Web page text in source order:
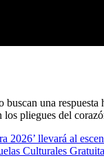
buscan una respuesta
los pliegues del